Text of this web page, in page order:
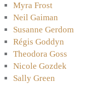
Myra Frost
Neil Gaiman
Susanne Gerdom
Régis Goddyn
Theodora Goss
Nicole Gozdek
Sally Green